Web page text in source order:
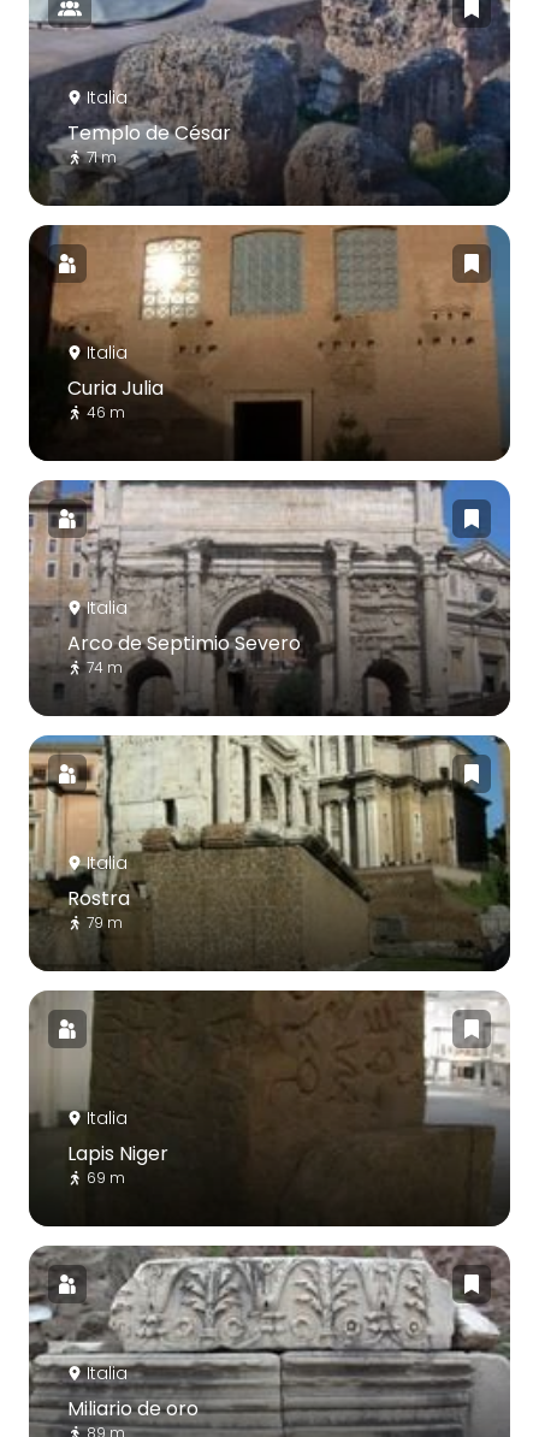
Italia
Templo de César
71 m
Italia
Curia Julia
46 m
Italia
Arco de Septimio Severo
74 m
Italia
Rostra
79 m
Italia
Lapis Niger
69 m
Italia
Miliario de oro
89 m